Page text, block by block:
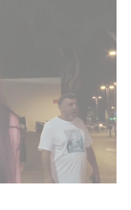
להופעתו של איל גולן
כזכור, ההתאחדות
תקיפה לבית
בדרישה לאפשר
לבטלו. לטענת
התקבלו כחוק,
בשל זהותו של
קמפיין תקשורתי